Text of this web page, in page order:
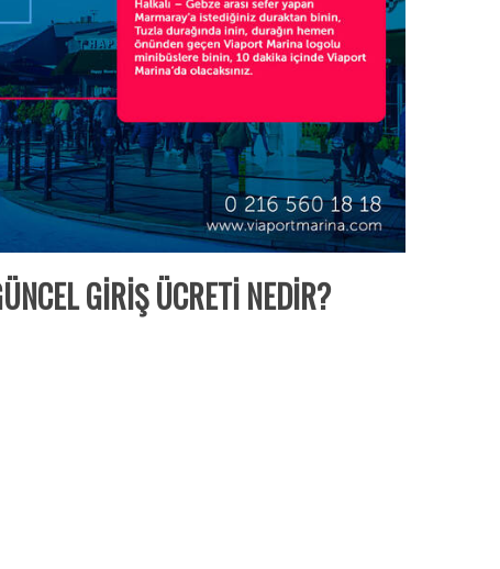
GİRİŞ ÜCRETİ NEDİR?